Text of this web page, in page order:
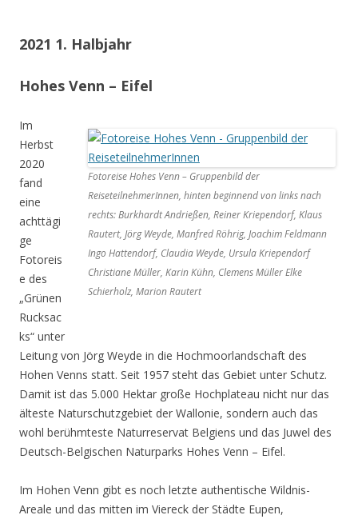
2021 1. Halbjahr
Hohes Venn – Eifel
Fotoreise Hohes Venn – Gruppenbild der
ReiseteilnehmerInnen, hinten beginnend von links nach
rechts: Burkhardt Andrießen, Reiner Kriependorf, Klaus
Rautert, Jörg Weyde, Manfred Röhrig, Joachim Feldmann
Ingo Hattendorf, Claudia Weyde, Ursula Kriependorf
Christiane Müller, Karin Kühn, Clemens Müller Elke
Schierholz, Marion Rautert
Im
Herbst
2020
fand
eine
achttägi
ge
Fotoreis
e des
„Grünen
Rucksac
ks“ unter
Leitung von Jörg Weyde in die Hochmoorlandschaft des
Hohen Venns statt. Seit 1957 steht das Gebiet unter Schutz.
Damit ist das 5.000 Hektar große Hochplateau nicht nur das
älteste Naturschutzgebiet der Wallonie, sondern auch das
wohl berühmteste Naturreservat Belgiens und das Juwel des
Deutsch-Belgischen Naturparks Hohes Venn – Eifel.
Im Hohen Venn gibt es noch letzte authentische Wildnis-
Areale und das mitten im Viereck der Städte Eupen,